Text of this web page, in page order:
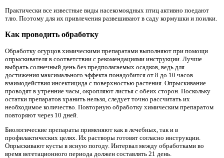
Практически все известные виды насекомоядных птиц активно поедают
тлю. Поэтому для их привлечения развешивают в саду кормушки и поилки.
Как проводить обработку
Обработку огурцов химическими препаратами выполняют при помощи
опрыскивателя в соответствии с рекомендациями инструкции. Лучше
выбрать солнечный день без предполагаемых осадков, ведь для
достижения максимального эффекта понадобится от 8 до 10 часов
взаимодействия инсектицида с поверхностью растения. Опрыскивание
проводят в утренние часы, окропляют листья с обеих сторон. Поскольку
остатки препаратов хранить нельзя, следует точно рассчитать их
необходимое количество. Повторную обработку химическим препаратом
повторяют через 10 дней.
Биологические препараты применяют как в лечебных, так и в
профилактических целях. Их растворы готовят согласно инструкции.
Опрыскивают кусты в ясную погоду. Интервал между обработками во
время вегетационного периода должен составлять 21 день.